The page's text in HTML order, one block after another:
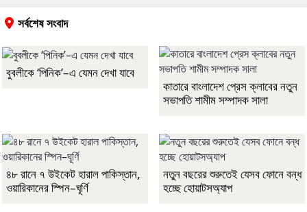
সর্বশেষ সংবাদ
বুবলীকে ‘পিনিক’–এ যেমন দেখা যাবে
কাতারে বাংলাদেশ প্রেস ক্লাবের নতুন
সভাপতি শামীম সম্পাদক সালা
৪৮ রানে ৭ উইকেট হারাল পাকিস্তান,
ওয়ারিকানের স্পিন–ঘূর্ণি
নতুন বছরের শুরুতেই যেসব ফোনে বন্ধ
হচ্ছে হোয়াটসঅ্যাপ